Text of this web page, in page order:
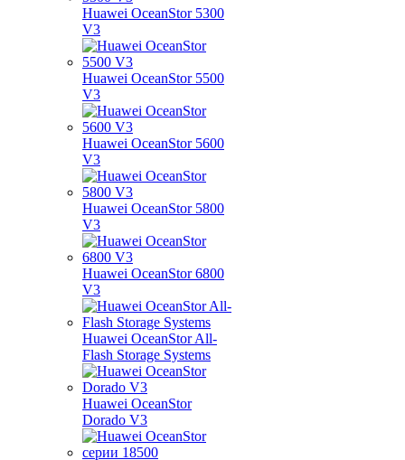
Huawei OceanStor 5300
V3
Huawei OceanStor 5500
V3
Huawei OceanStor 5600
V3
Huawei OceanStor 5800
V3
Huawei OceanStor 6800
V3
Huawei OceanStor All-
Flash Storage Systems
Huawei OceanStor
Dorado V3